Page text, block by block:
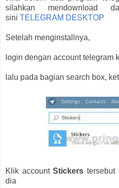
silahkan mendownload
sini TELEGRAM DESKTOP
Setelah menginstallnya,
login dengan account telegram
lalu pada bagian search box,
Klik accountStickers tersebut
dia